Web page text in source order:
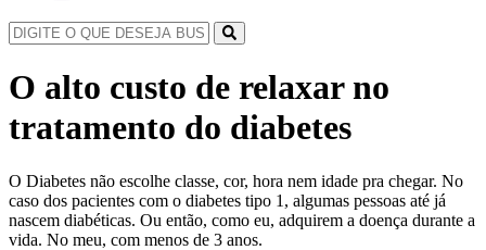
O alto custo de relaxar no
tratamento do diabetes
O Diabetes não escolhe classe, cor, hora nem idade pra chegar. No
caso dos pacientes com o diabetes tipo 1, algumas pessoas até já
nascem diabéticas. Ou então, como eu, adquirem a doença durante a
vida. No meu, com menos de 3 anos.